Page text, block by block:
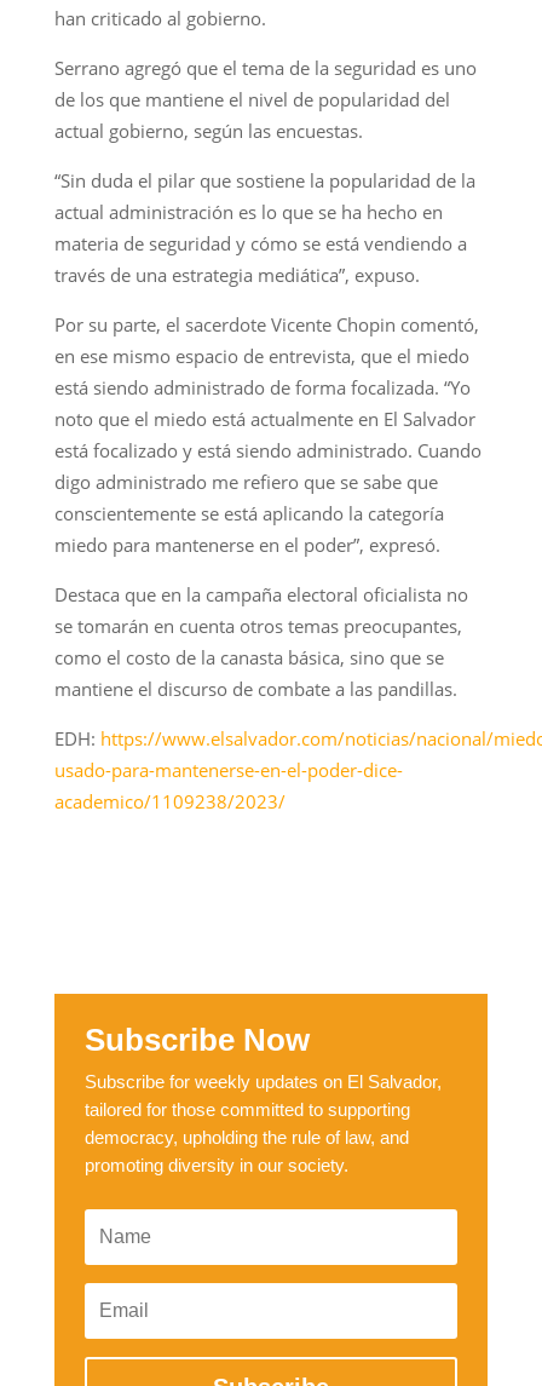
han criticado al gobierno.
Serrano agregó que el tema de la seguridad es uno
de los que mantiene el nivel de popularidad del
actual gobierno, según las encuestas.
“Sin duda el pilar que sostiene la popularidad de la
actual administración es lo que se ha hecho en
materia de seguridad y cómo se está vendiendo a
través de una estrategia mediática”, expuso.
Por su parte, el sacerdote Vicente Chopin comentó,
en ese mismo espacio de entrevista, que el miedo
está siendo administrado de forma focalizada. “Yo
noto que el miedo está actualmente en El Salvador
está focalizado y está siendo administrado. Cuando
digo administrado me refiero que se sabe que
conscientemente se está aplicando la categoría
miedo para mantenerse en el poder”, expresó.
Destaca que en la campaña electoral oficialista no
se tomarán en cuenta otros temas preocupantes,
como el costo de la canasta básica, sino que se
mantiene el discurso de combate a las pandillas.
EDH: https://www.elsalvador.com/noticias/nacional/
usado-para-mantenerse-en-el-poder-dice-
academico/1109238/2023/
Subscribe Now
Subscribe for weekly updates on El Salvador,
tailored for those committed to supporting
democracy, upholding the rule of law, and
promoting diversity in our society.